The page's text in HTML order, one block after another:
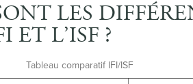
LES
ET L’ISF ?
Tableau comparatif IFI/ISF